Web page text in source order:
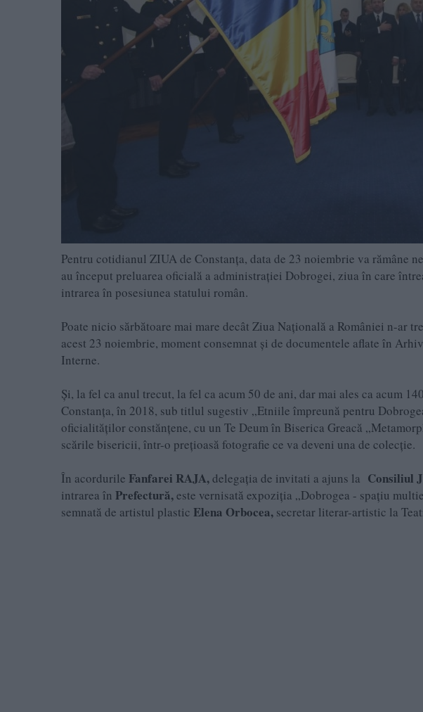
Pentru cotidianul ZIUA de Constanţa, data de 23 noiembrie va rămâne
au început preluarea oficială a administraţiei Dobrogei, ziua în care
intrarea în posesiunea statului român.
Poate nicio sărbătoare mai mare decât Ziua Naţională a României n-ar
acest 23 noiembrie, moment consemnat şi de documentele aflate în
Interne.
Şi, la fel ca anul trecut, la fel ca acum 50 de ani, dar mai ales ca acum
Constanţa, în 2018, sub titlul sugestiv „Etniile împreună pentru
oficialităţilor constănţene, cu un Te Deum în Biserica Greacă
scările bisericii, într-o preţioasă fotografie ce va deveni una de colecţie.
În acordurile Fanfarei RAJA,delegaţia de invitati a ajuns la Consiliul
intrarea în Prefectură,este vernisată expoziţia „Dobrogea - spaţiu
semnată de artistul plastic Elena Orbocea, secretar literar-artistic la